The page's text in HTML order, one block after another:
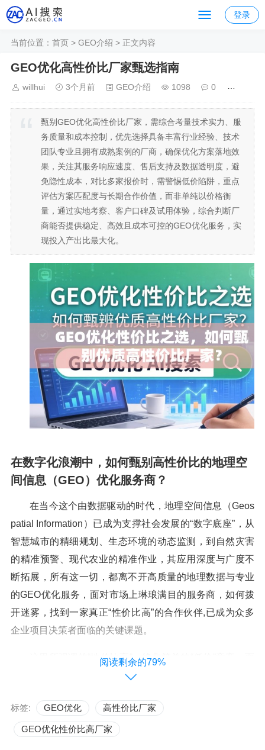
登录
当前位置： 首页 > GEO介绍 > 正文内容
GEO优化高性价比厂家甄选指南
willhui 3个月前 GEO介绍 1098 0
甄别GEO优化高性价比厂家，需综合考量技术实力、服
务质量和成本控制，优先选择具备丰富行业经验、技术
团队专业且拥有成熟案例的厂商，确保优化方案落地效
果，关注其服务响应速度、售后支持及数据透明度，避
免隐性成本，对比多家报价时，需警惕低价陷阱，重点
评估方案匹配度与长期合作价值，而非单纯以价格衡
量，通过实地考察、客户口碑及试用体验，综合判断厂
商能否提供稳定、高效且成本可控的GEO优化服务，实
现投入产出比最大化。
在数字化浪潮中，如何甄别高性价比的地理空
间信息（GEO）优化服务商？
在当今这个由数据驱动的时代，地理空间信息（Geos
patial Information）已成为支撑社会发展的“数字底座”，从
智慧城市的精细规划、生态环境的动态监测，到自然灾害
的精准预警、现代农业的精准作业，其应用深度与广度不
断拓展，所有这一切，都离不开高质量的地理数据与专业
的GEO优化服务，面对市场上琳琅满目的服务商，如何拨
开迷雾，找到一家真正“性价比高”的合作伙伴,已成为众多
企业项目决策者面临的关键课题。
这里所强调的“性价比高”，绝非简单的“低价”竞赛，而
是一种更为审慎的价值投资，它意味着在保证服务质量、
综合产出效益的最大化，最终达成“花小钱，办大事”的战略
目标。
阅读剩余的79%
标签: GEO优化 高性价比厂家
GEO优化性价比高厂家